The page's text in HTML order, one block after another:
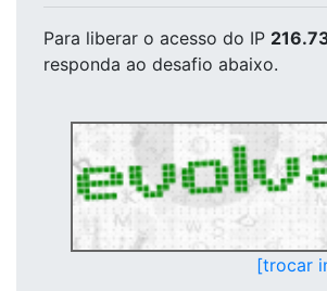
Para liberar o acesso do IP
responda ao desafio abaixo.
[trocar